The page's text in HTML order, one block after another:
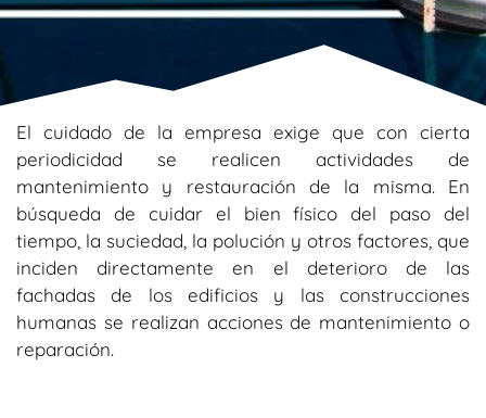
El cuidado de la empresa exige que con cierta
periodicidad se realicen actividades de
mantenimiento y restauración de la misma. En
búsqueda de cuidar el bien físico del paso del
tiempo, la suciedad, la polución y otros factores, que
inciden directamente en el deterioro de las
fachadas de los edificios y las construcciones
humanas se realizan acciones de mantenimiento o
reparación.